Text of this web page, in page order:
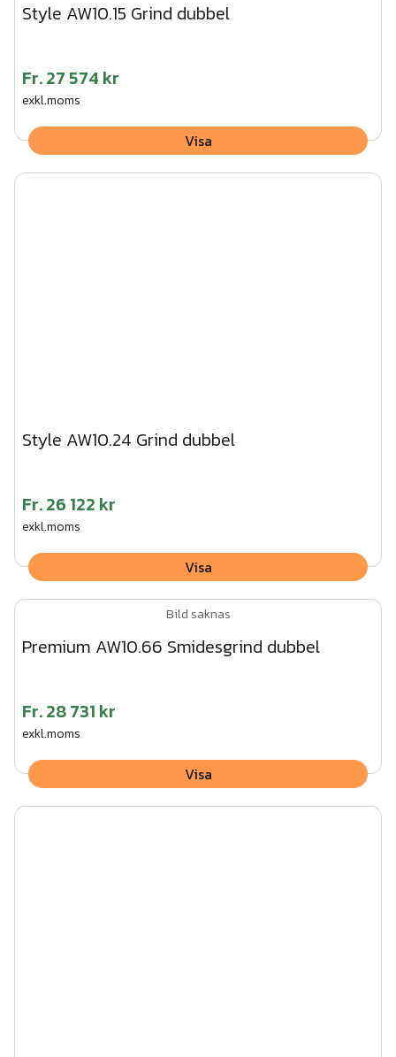
Style AW10.15 Grind dubbel
Fr.27 574 kr
exkl.moms
Visa
Style AW10.24 Grind dubbel
Fr.26 122 kr
exkl.moms
Visa
Bild saknas
Premium AW10.66 Smidesgrind dubbel
Fr.28 731 kr
exkl.moms
Visa